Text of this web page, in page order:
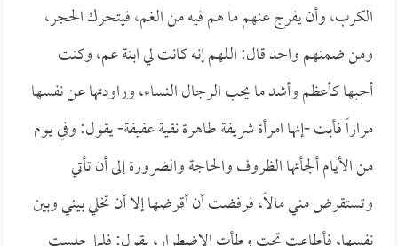
الكرب، وأن يفرج عنهم ما هم فيه من الغم، فيتحرك الحجر،
ومن ضمنهم واحد قال: اللهم إنه كانت لي ابنة عم، وكنت
أحبها كأعظم وأشد ما يحب الرجال النساء، وراودتها عن نفسها
مراراً فأبت -إنها امرأة شريفة طاهرة نقية عفيفة- يقول: وفي يوم
من الأيام ألجأتها الظروف والحاجة والضرورة إلى أن تأتي
وتستقرض مني مالاً، فرفضت أن أقرضها إلا أن تخلي بيني وبين